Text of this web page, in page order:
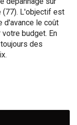
(77). L'objectif est
d'avance le coût
budget. En
des